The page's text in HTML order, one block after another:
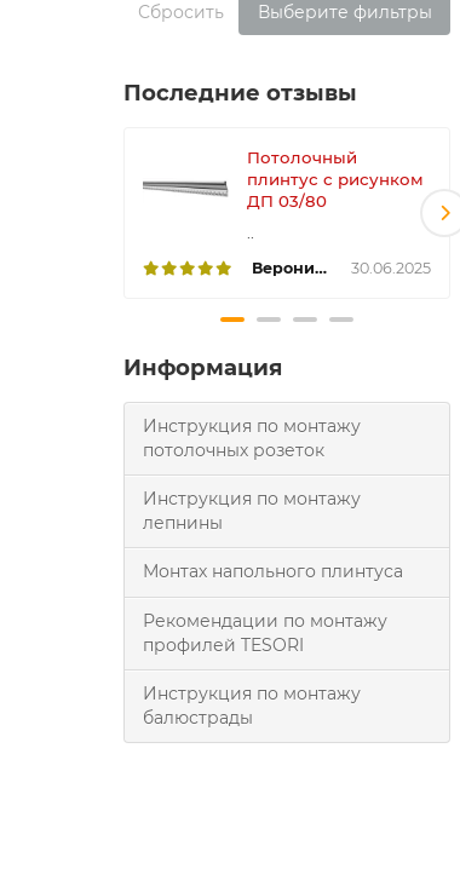
Сбросить Выберите фильтры
Последние отзывы
Потолочный
плинтус с рисунком
ДП 03/80
Вероника 30.06.2025
Информация
Инструкция по монтажу
потолочных розеток
Инструкция по монтажу
лепнины
Монтах напольного плинтуса
Рекомендации по монтажу
профилей TESORI
Инструкция по монтажу
балюстрады